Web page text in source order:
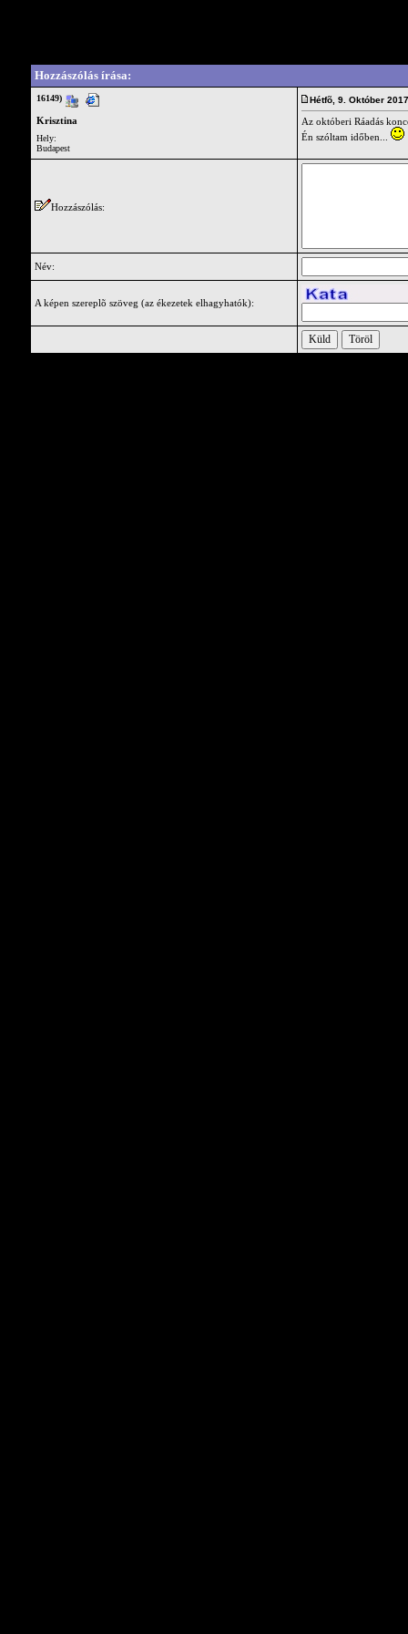
Hozzászólás írása:
16149)
Krisztina
Hely:
Budapest
Hétfõ, 9. Október
Az októberi Ráadás
Én szóltam időben...
Hozzászólás:
Név:
A képen szereplõ szöveg (az ékezetek elhagyhatók):